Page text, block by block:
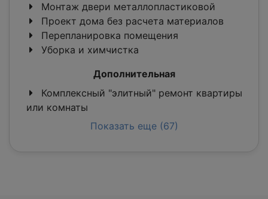
Монтаж двери металлопластиковой
Проект дома без расчета материалов
Перепланировка помещения
Уборка и химчистка
Дополнительная
Комплексный "элитный" ремонт квартиры
или комнаты
Показать еще (67)